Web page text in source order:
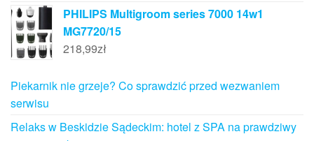
PHILIPS Multigroom series 7000 14w1
MG7720/15
218,99zł
Piekarnik nie grzeje? Co sprawdzić przed wezwaniem
serwisu
Relaks w Beskidzie Sądeckim: hotel z SPA na prawdziwy